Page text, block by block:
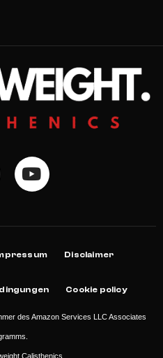
Disclaimer
Cookie policy
des Amazon Services LLC Associates
Calisthenics